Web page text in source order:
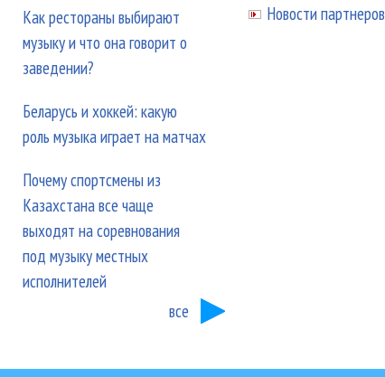
Как рестораны выбирают
музыку и что она говорит о
заведении?
Беларусь и хоккей: какую
роль музыка играет на матчах
Почему спортсмены из
Казахстана все чаще
выходят на соревнования
под музыку местных
исполнителей
все
Новости партнеров